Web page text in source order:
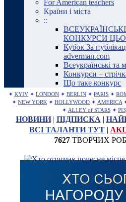
For American teachers
Країни і міста
::
КОНКУРСИ
Кубок За
adverman.com
Всеукраїнські та
Конкурси –
Що таке конкурс
✦ KYIV ✦ LONDON ✦ BERLIN ✦ PARIS ✦
✦ NEW YORK ✦ HOLLYWOOD ✦ AMERICA
✦ ALLEY of STARS ✦
НОВИНИ| ПІДПИСКА |
ВСІ ТАЛАНТИ ТУТ|
7627ТВОРЧИХ